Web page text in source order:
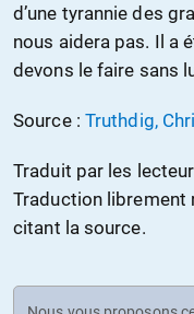
d’une tyrannie des
nous aidera pas. Il a
devons le faire sans
Source : Truthdig,
Traduit par les
Traduction librement
citant la source.